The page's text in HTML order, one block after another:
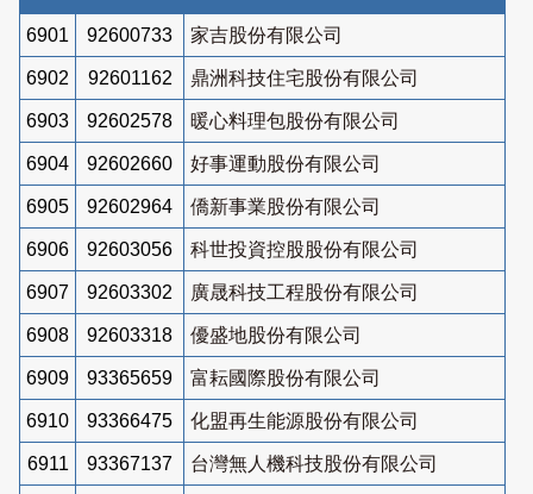
6901 92600733 家吉股份有限公司
6902 92601162 鼎洲科技住宅股份有限公司
6903 92602578 暖心料理包股份有限公司
6904 92602660 好事運動股份有限公司
6905 92602964 僑新事業股份有限公司
6906 92603056 科世投資控股股份有限公司
6907 92603302 廣晟科技工程股份有限公司
6908 92603318 優盛地股份有限公司
6909 93365659 富耘國際股份有限公司
6910 93366475 化盟再生能源股份有限公司
6911 93367137 台灣無人機科技股份有限公司